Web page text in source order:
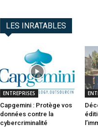
LES INRATABLES
ENTREPRISES
Capgemini : Protège vos
données contre la
cybercriminalité